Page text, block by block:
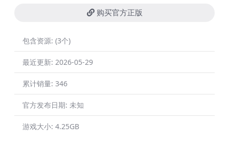
购买官方正版
包含资源: (3个)
最近更新: 2026-05-29
累计销量: 346
官方发布日期: 未知
游戏大小: 4.25GB